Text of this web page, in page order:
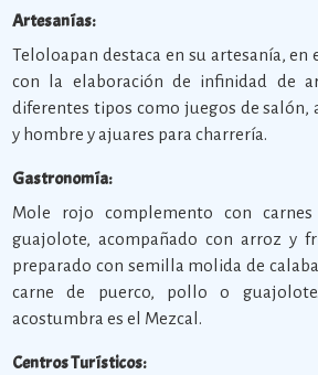
Artesanías:
Teloloapan destaca en su artesanía, en
con la elaboración de infinidad de
diferentes tipos como juegos de salón,
y hombre y ajuares para charrería.
Gastronomía:
Mole rojo complemento con
guajolote, acompañado con arroz y
preparado con semilla molida de
carne de puerco, pollo o
acostumbra es el Mezcal.
Centros Turísticos: